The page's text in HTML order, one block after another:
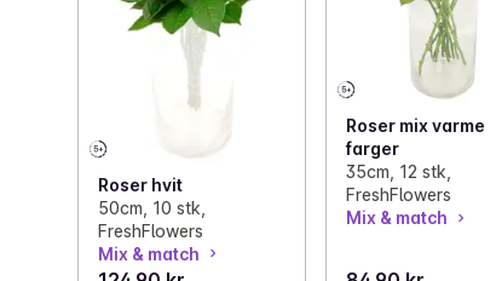
Roser hvit
50cm, 10 stk,
FreshFlowers
Mix & match
Roser mix varme
farger
35cm, 12 stk,
FreshFlowers
Mix & match